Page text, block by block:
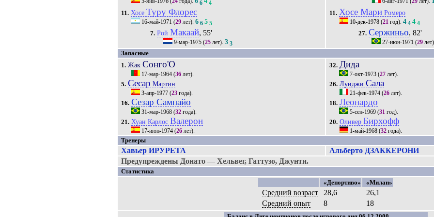
6
4
11. ХосеТуру Флорес
16-май-1971 (29 лет).6 6 5 5
7. Рой Макаай, 55'
9-мар-1975(25лет). 3 3
11. Хосе Мари Ромеро
10-дек-1978 (21 год).4 4 4 4
27. Сержиньо, 82'
27-июн-1971 (29
Запасные
1. ЖакСонго'О
17-мар-1964 (36 лет).
5. Сесар Мартин
3-апр-1977 (23 года).
16. Сезар Сампайо
31-мар-1968 (32 года).
21. Хуан Карлос Валерон
17-июн-1974 (26 лет).
32. Дида
7-окт-1973 (27 лет).
26. ЛуиджиСала
21-фев-1974 (26 лет).
18. Леонардо
5-сен-1969 (31 год).
20. Оливер Бирхофф
1-май-1968 (32 года).
Тренеры
Хавьер ИРУРЕТА
Альберто ДЗАККЕРОНИ
Предупреждены Донато — Хельвег, Гаттузо, Джунти.
Статистика
«Депортиво»
«Милан»
Средний возраст 28,6
26,1
Средний опыт
8 18